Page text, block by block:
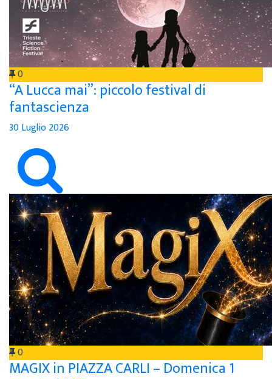
0
“A Lucca mai”: piccolo festival di
fantascienza
30 Luglio 2026
0
MAGIX in PIAZZA CARLI – Domenica 1